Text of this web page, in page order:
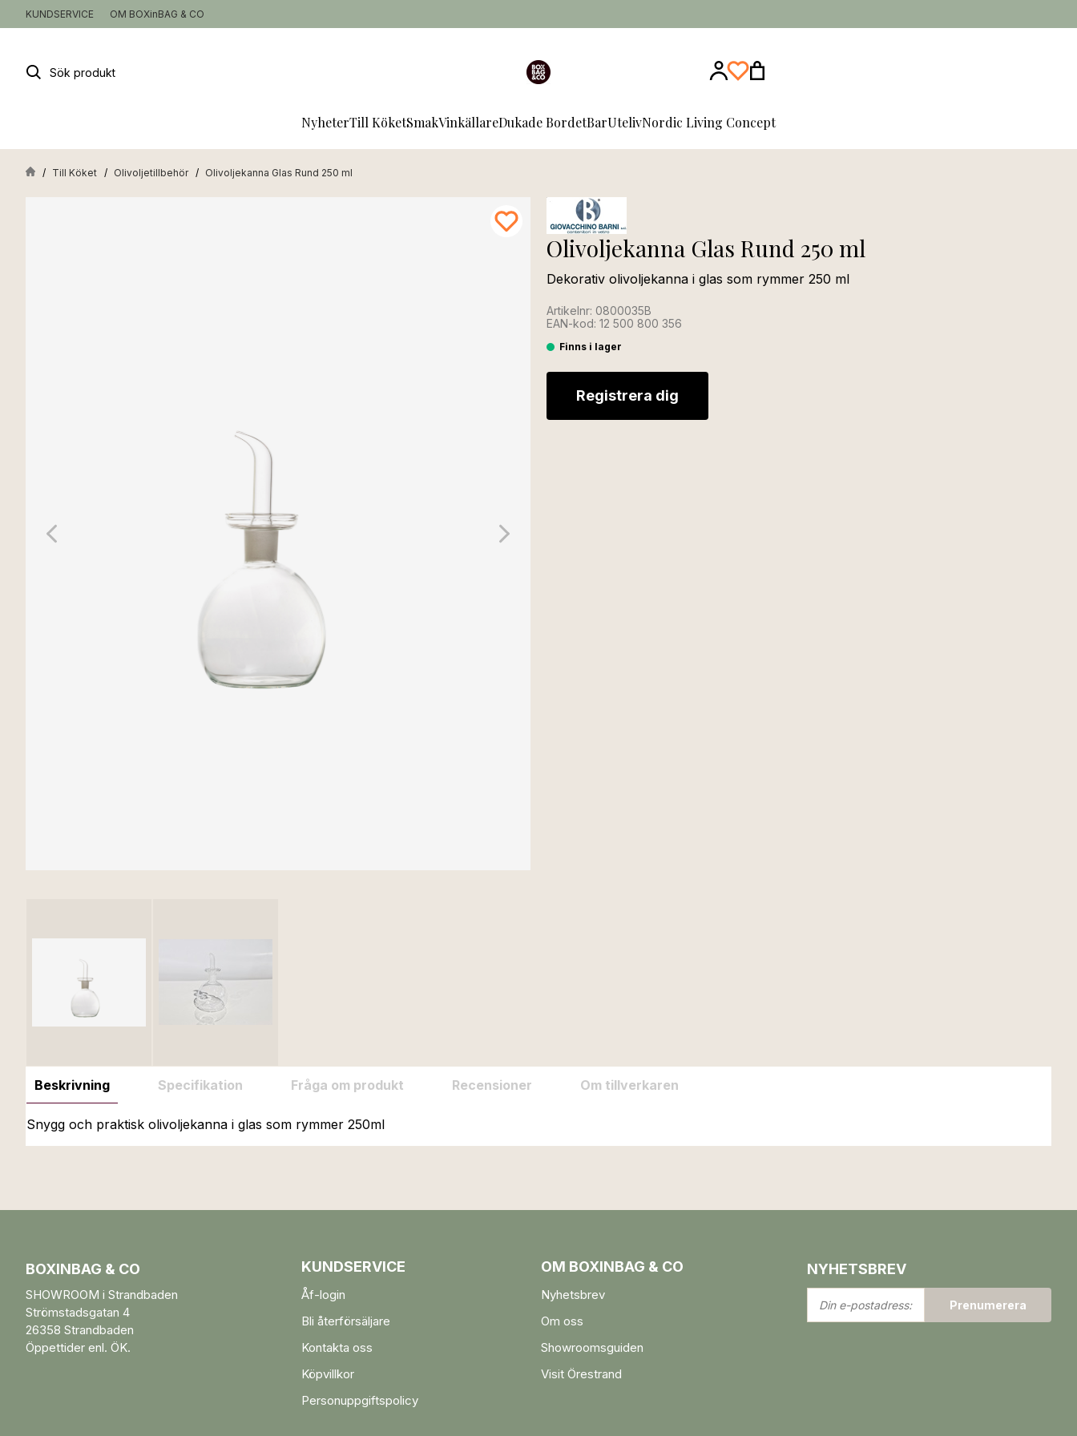
KUNDSERVICE OM BOXinBAG & CO
Sök
NyheterTill KöketSmakVinkällareDukade BordetBarUtelivNordic Living Concept
Till Köket Olivoljetillbehör Olivoljekanna Glas Rund 250 ml
Olivoljekanna Glas Rund 250 ml
Dekorativ olivoljekanna i glas som rymmer 250 ml
Artikelnr: 0800035B
EAN-kod: 12 500 800 356
Finns i lager
Registrera dig
Beskrivning Specifikation Fråga om produkt Recensioner Om tillverkaren
Snygg och praktisk olivoljekanna i glas som rymmer 250ml
BOXINBAG & CO
SHOWROOM i Strandbaden
Strömstadsgatan 4
26358 Strandbaden
Öppettider enl. ÖK.
KUNDSERVICE
Åf-login
Bli återförsäljare
Kontakta oss
Köpvillkor
Personuppgiftspolicy
OM BOXINBAG & CO
Nyhetsbrev
Om oss
Showroomsguiden
Visit Örestrand
NYHETSBREV
Din
e-
Prenumerera